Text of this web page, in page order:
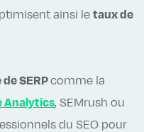
ainsi le taux de
SERPcomme la
Analytics, SEMrush ou
du SEO pour